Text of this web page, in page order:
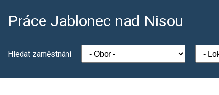
Práce Jablonec nad Nisou
Hledat zaměstnání